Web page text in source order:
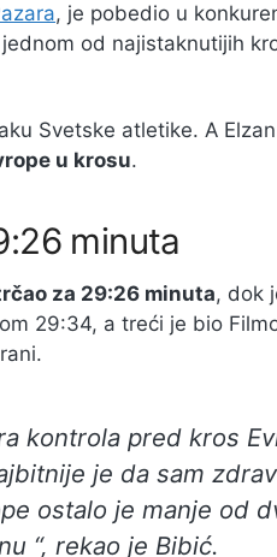
, je pobedio u
od najistaknutijih
Svetske atletike. A
u krosu.
minuta
za 29:26 minuta, dok
29:34, a treći je bio
kontrola pred kros
je da sam
ostalo je manje od
“, rekao je Bibić.